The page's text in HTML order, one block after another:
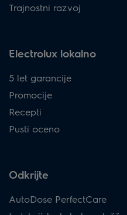
Trajnostni razvoj
Electrolux lokalno
5 let garancije
Promocije
Recepti
Pusti oceno
Odkrijte
AutoDose PerfectCare